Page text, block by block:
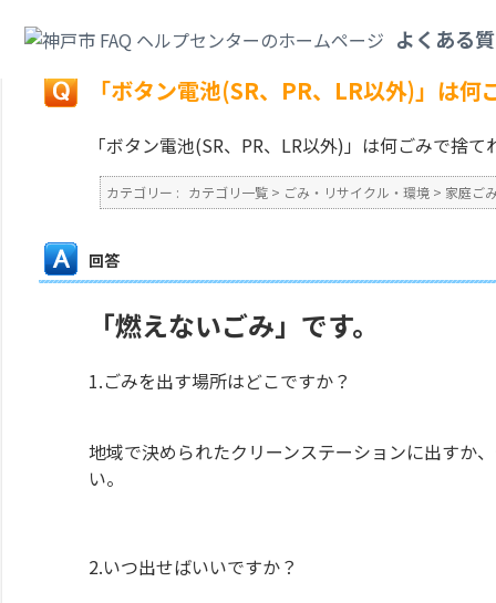
よくある
戻る
「ボタン電池(SR、PR、LR以外)」は
「ボタン電池(SR、PR、LR以外)」は何ごみで捨
カテゴリー : カテゴリ一覧 > ごみ・リサイクル・環境 > 家庭ご
回答
「燃えないごみ」です。
1.ごみを出す場所はどこですか？
地域で決められたクリーンステーションに出すか
い。
2.いつ出せばいいですか？